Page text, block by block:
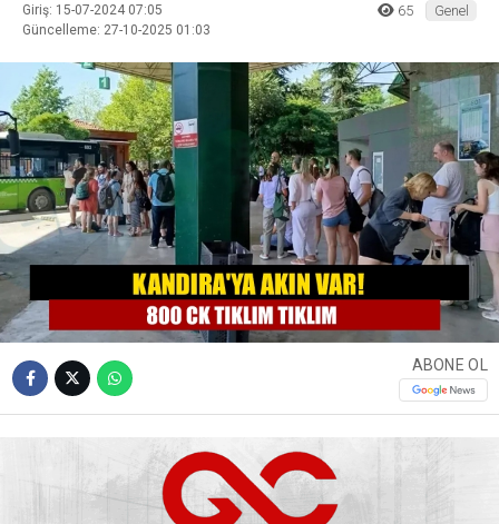
Giriş: 15-07-2024 07:05
Güncelleme: 27-10-2025 01:03
65 Genel
ABONE OL